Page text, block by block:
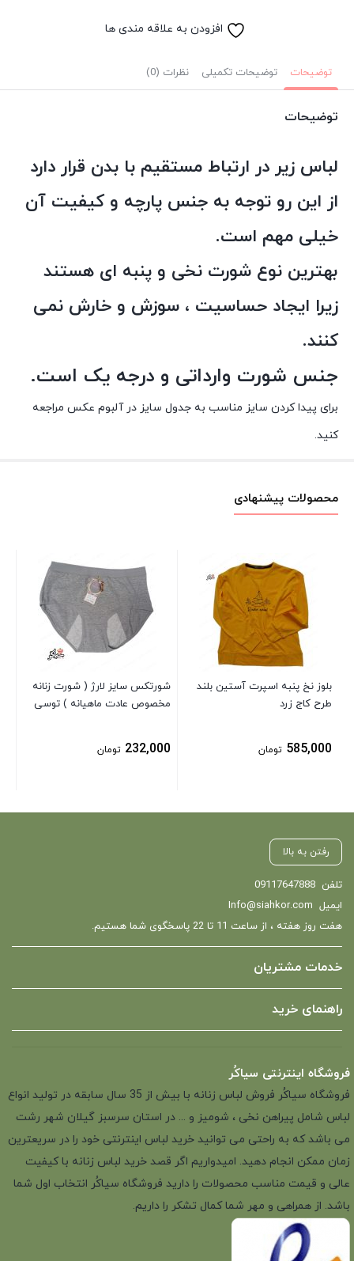
افزودن به علاقه مندی ها
توضیحات توضیحات تکمیلی نظرات (0)
توضیحات
لباس زیر در ارتباط مستقیم با بدن قرار دارد
از این رو توجه به جنس پارچه و کیفیت آن
خیلی مهم است.
بهترین نوع شورت نخی و پنبه ای هستند
زیرا ایجاد حساسیت ، سوزش و خارش نمی
کنند.
جنس شورت وارداتی و درجه یک است.
برای پیدا کردن سایز مناسب به جدول سایز در آلبوم عکس مراجعه
کنید.
محصولات پیشنهادی
بلوز نخ پنبه اسپرت آستین بلند
طرح کاج زرد
585,000 تومان
شورتکس سایز لارژ ( شورت زنانه
مخصوص عادت ماهیانه ) توسی
232,000 تومان
رفتن به بالا
تلفن 09117647888
ایمیل Info@siahkor.com
هفت روز هفته ، از ساعت 11 تا 22 پاسخگوی شما هستیم.
خدمات مشتریان
راهنمای خرید
فروشگاه اینترنتی سیاکُر
فروشگاه سیاکُر فروش لباس زنانه با بیش از 35 سال سابقه در تولید انواع
لباس شامل پیراهن نخی ، شومیز و ... در استان سرسبز گیلان شهر رشت
می باشد که به راحتی می توانید خرید لباس اینترنتی خود را در سریعترین
زمان ممکن انجام دهید. امیدواریم اگر قصد خرید لباس زنانه با کیفیت
عالی و قیمت مناسب محصولات را دارید فروشگاه سیاکُر انتخاب اول شما
باشد. از همراهی و مهر شما کمال تشکر را داریم.